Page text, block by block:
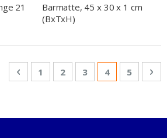
21
Barmatte, 45 x 30 x 1 cm
(BxTxH)
Seite
ZurückSeite
1 Seite
2 Seite
3 Sie lesen
4 Seite
5